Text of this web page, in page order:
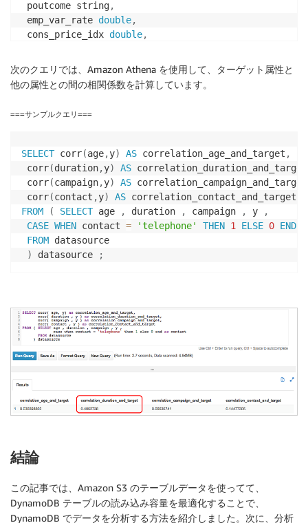
poutcome string,
emp_var_rate double,
cons_price_idx double,
nr_employed
double
y int
ROW
LOCATION 's3://<your bucket name>/<datasource
次のクエリでは、Amazon Athena を使用して、ターゲット属性と
他の属性との間の相関係数を計算しています。
===サンプルクエリ===
SELECT corr(age,y) AS correlation_age_and_target ,
corr(duration,y) AS correlation_duration_and_target
corr(campaign,y) AS correlation_campaign_and_target
corr(contact ,y) AS
FROM
( SELECT age , duration , campaign , y
,
CASE WHEN contact = 'telephone' THEN 1 ELSE 0 END
FROM datasource
)
datasource ;
結論
この記事では、Amazon S3 のテーブルデータを使ってて、
DynamoDB テーブルの読み込み容量を最適化することで、
DynamoDB でデータを分析する方法を紹介しました。次に、分析